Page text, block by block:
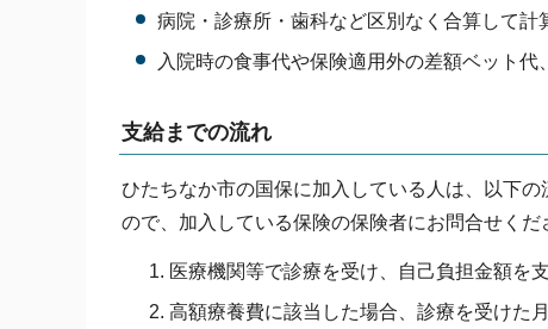
病院・診療所・歯科など区別なく合算して計
入院時の食事代や保険適用外の差額ベット代
支給までの流れ
ひたちなか市の国保に加入している人は、以下
ので、加入している保険の保険者にお問合せくだ
医療機関等で診療を受け、自己負担金額を支
高額療養費に該当した場合、診療を受けた